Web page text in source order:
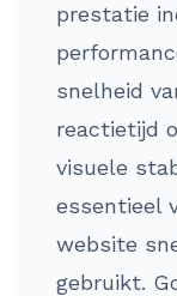
prestatie
snelheid
reactietijd
visuele
essentieel
website
gebruikt.